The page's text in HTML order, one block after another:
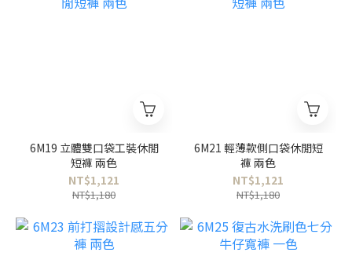
6M19 立體雙口袋工裝休閒
短褲 兩色
NT$1,121
NT$1,180
6M21 輕薄款側口袋休閒短
褲 兩色
NT$1,121
NT$1,180